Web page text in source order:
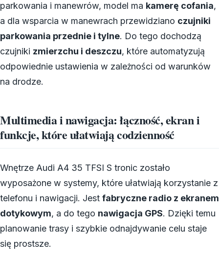
parkowania i manewrów, model ma kamerę cofania,
a dla wsparcia w manewrach przewidziano czujniki
parkowania przednie i tylne. Do tego dochodzą
czujniki zmierzchu i deszczu, które automatyzują
odpowiednie ustawienia w zależności od warunków
na drodze.
Multimedia i nawigacja: łączność, ekran i
funkcje, które ułatwiają codzienność
Wnętrze Audi A4 35 TFSI S tronic zostało
wyposażone w systemy, które ułatwiają korzystanie z
telefonu i nawigacji. Jest fabryczne radio z ekranem
dotykowym, a do tego nawigacja GPS. Dzięki temu
planowanie trasy i szybkie odnajdywanie celu staje
się prostsze.